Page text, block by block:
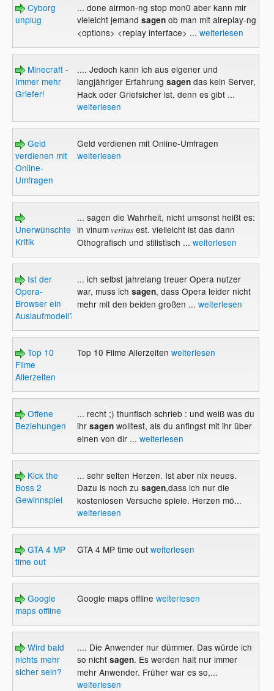
Cyborg
unplug
... done airmon-ng stop mon0 aber kann mir
vieleicht jemand sagenob man mit aireplay-ng
<options> <replay interface> ... weiterlesen
Minecraft -
Immer mehr
Griefer!
.... Jedoch kann ich aus eigener und
langjähriger Erfahrung sagendas kein Server,
Hack oder Griefsicher ist, denn es gibt ...
weiterlesen
Geld
verdienen mit
Online-
Umfragen
Geld verdienen mit Online-Umfragen
weiterlesen
Unerwünschte
Kritik
... sagen die Wahrheit, nicht umsonst heißt es:
in vinumveritasest. vielleicht ist das dann
Othografisch und stilistisch ... weiterlesen
Ist der
Opera-
Browser ein
Auslaufmodell?
... ich selbst jahrelang treuer Opera nutzer
war, muss ich sagen, dass Opera leider nicht
mehr mit den beiden großen ... weiterlesen
Top 10
Filme
Allerzeiten
Top 10 Filme Allerzeiten weiterlesen
Offene
Beziehungen
... recht ;) thunfisch schrieb : und weiß was du
ihrsagenwolltest, als du anfingst mit ihr über
einen von dir ... weiterlesen
Kick the
Boss 2
Gewinnspiel
... sehr selten Herzen. Ist aber nix neues.
Dazu is noch zu sagen,dass ich nur die
kostenlosen Versuche spiele. Herzen mö...
weiterlesen
GTA 4 MP
time out
GTA 4 MP time out weiterlesen
Google
maps offline
Google maps offline weiterlesen
Wird bald
nichts mehr
sicher sein?
.... Die Anwender nur dümmer. Das würde ich
so nichtsagen. Es werden halt nur immer
mehr Anwender. Früher war es so,...
weiterlesen